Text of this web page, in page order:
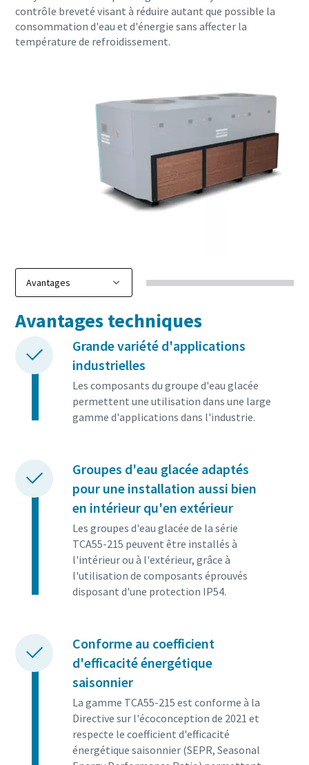
contrôle breveté visant à réduire autant que possible la
consommation d'eau et d'énergie sans affecter la
température de refroidissement.
Avantages techniques
Grande variété d'applications
industrielles
Les composants du groupe d'eau glacée
permettent une utilisation dans une large
gamme d'applications dans l'industrie.
Groupes d'eau glacée adaptés
pour une installation aussi bien
en intérieur qu'en extérieur
Les groupes d'eau glacée de la série
TCA55-215 peuvent être installés à
l'intérieur ou à l'extérieur, grâce à
l'utilisation de composants éprouvés
disposant d'une protection IP54.
Conforme au coefficient
d'efficacité énergétique
saisonnier
La gamme TCA55-215 est conforme à la
Directive sur l'écoconception de 2021 et
respecte le coefficient d'efficacité
énergétique saisonnier (SEPR, Seasonal